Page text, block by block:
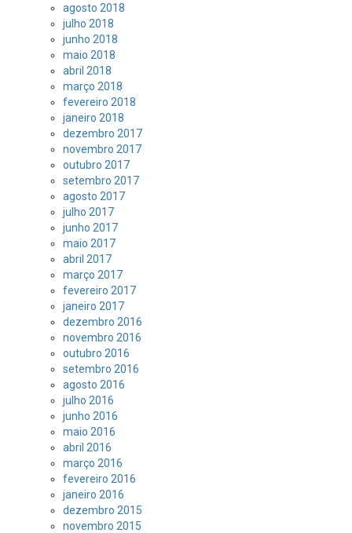
agosto 2018
julho 2018
junho 2018
maio 2018
abril 2018
março 2018
fevereiro 2018
janeiro 2018
dezembro 2017
novembro 2017
outubro 2017
setembro 2017
agosto 2017
julho 2017
junho 2017
maio 2017
abril 2017
março 2017
fevereiro 2017
janeiro 2017
dezembro 2016
novembro 2016
outubro 2016
setembro 2016
agosto 2016
julho 2016
junho 2016
maio 2016
abril 2016
março 2016
fevereiro 2016
janeiro 2016
dezembro 2015
novembro 2015